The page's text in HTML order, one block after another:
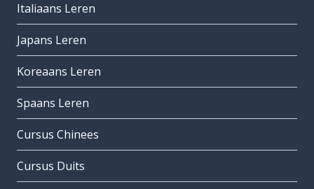
Italiaans Leren
Japans Leren
Koreaans Leren
Spaans Leren
Cursus Chinees
Cursus Duits